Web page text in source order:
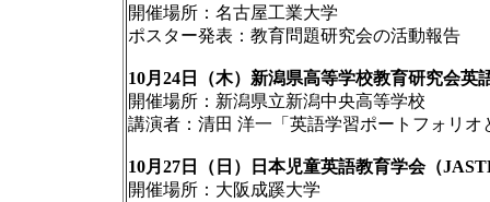
開催場所：名古屋工業大学
ポスター発表：教育問題研究会の活動報告
10月24日（木）新潟県高等学校教育研究会英
開催場所：新潟県立新潟中央高等学校
講演者：清田 洋一「英語学習ポートフォリオ
10月27日（日）日本児童英語教育学会（
開催場所：大阪成蹊大学